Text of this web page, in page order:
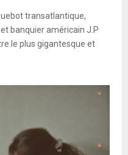
transatlantique,
banquier américain J.P
le plus gigantesque et